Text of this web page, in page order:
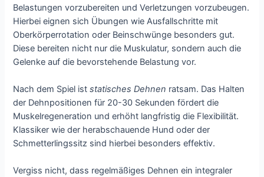
Belastungen vorzubereiten und Verletzungen vorzubeugen.
Hierbei eignen sich Übungen wie Ausfallschritte mit
Oberkörperrotation oder Beinschwünge besonders gut.
Diese bereiten nicht nur die Muskulatur, sondern auch die
Gelenke auf die bevorstehende Belastung vor.
Nach dem Spiel iststatisches Dehnen ratsam. Das Halten
der Dehnpositionen für 20-30 Sekunden fördert die
Muskelregeneration und erhöht langfristig die Flexibilität.
Klassiker wie der herabschauende Hund oder der
Schmetterlingssitz sind hierbei besonders effektiv.
Vergiss nicht, dass regelmäßiges Dehnen ein integraler